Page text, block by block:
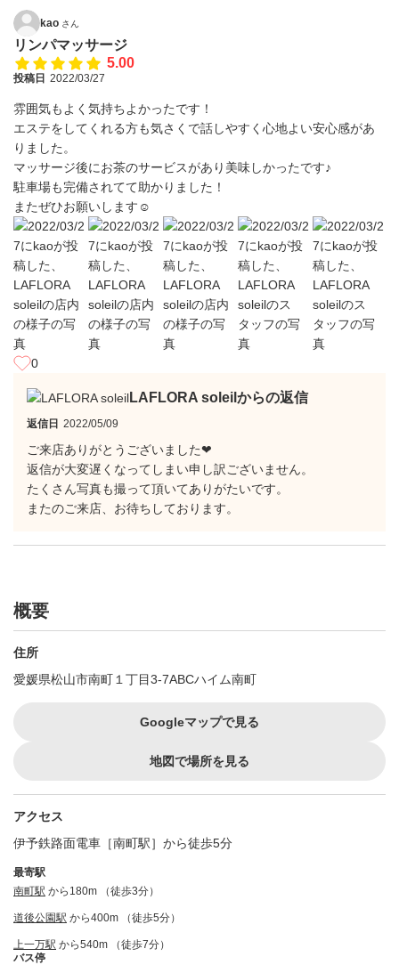
kao さん
リンパマッサージ
5.00
投稿日 2022/03/27
雰囲気もよく気持ちよかったです！
エステをしてくれる方も気さくで話しやすく心地よい安心感があ
りました。
マッサージ後にお茶のサービスがあり美味しかったです♪
駐車場も完備されてて助かりました！
またぜひお願いします☺︎
0
LAFLORA soleilからの返信
返信日 2022/05/09
ご来店ありがとうございました❤︎
返信が大変遅くなってしまい申し訳ございません。
たくさん写真も撮って頂いてありがたいです。
またのご来店、お待ちしております。
概要
住所
愛媛県松山市南町１丁目3-7ABCハイム南町
Googleマップで見る
地図で場所を見る
アクセス
伊予鉄路面電車［南町駅］から徒歩5分
最寄駅
南町駅 から180m （徒歩3分）
道後公園駅 から400m （徒歩5分）
上一万駅 から540m （徒歩7分）
バス停